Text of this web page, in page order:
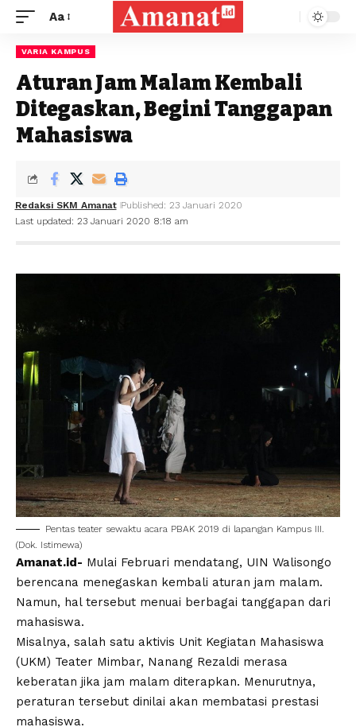
Aa
VARIA KAMPUS
Aturan Jam Malam Kembali
Ditegaskan, Begini Tanggapan
Mahasiswa
Last updated: 23 Januari 2020 8:18 am
Redaksi SKM Amanat Published: 23 Januari 2020
Pentas teater sewaktu acara PBAK 2019 di lapangan Kampus III.
(Dok. Istimewa)
Amanat.id- Mulai Februari mendatang, UIN Walisongo
berencana menegaskan kembali aturan jam malam.
Namun, hal tersebut menuai berbagai tanggapan dari
mahasiswa.
Misalnya, salah satu aktivis Unit Kegiatan Mahasiswa
(UKM) Teater Mimbar, Nanang Rezaldi merasa
keberatan jika jam malam diterapkan. Menurutnya,
peraturan tersebut dinilai akan membatasi prestasi
mahasiswa.